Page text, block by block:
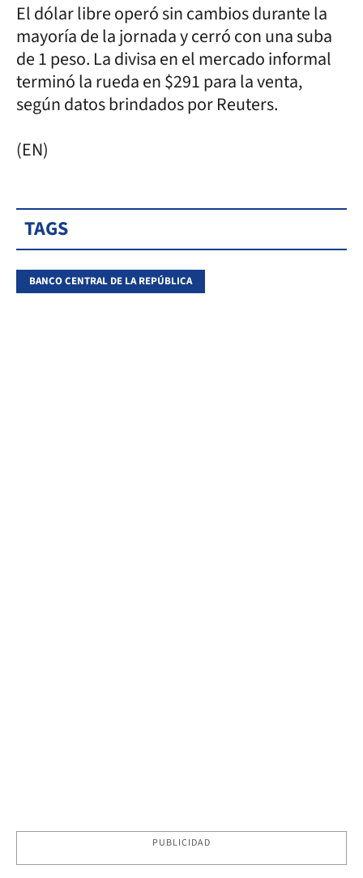
El dólar libre operó sin cambios durante la
mayoría de la jornada y cerró con una suba
de 1 peso. La divisa en el mercado informal
terminó la rueda en $291 para la venta,
según datos brindados por Reuters.
(EN)
TAGS
BANCO CENTRAL DE LA REPÚBLICA
PUBLICIDAD